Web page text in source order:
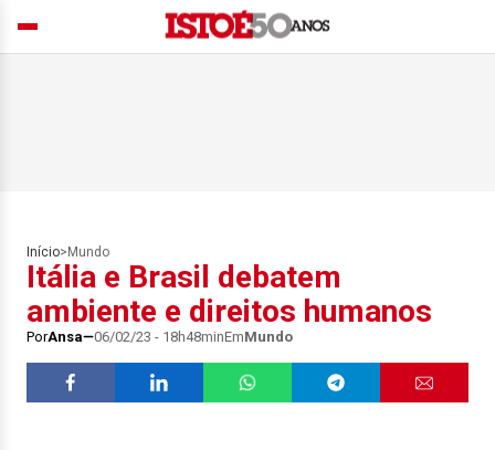
Início> Mundo
Itália e Brasil debatem
ambiente e direitos humanos
PorAnsa 06/02/23 - 18h48minEmMundo